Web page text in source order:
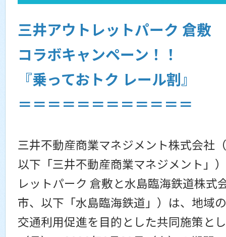
三井アウトレットパーク 倉敷
コラボキャンペーン！！
『乗っておトク レール割』
＝＝＝＝＝＝＝＝＝＝＝＝
三井不動産商業マネジメント株式会社
以下「三井不動産商業マネジメント」
レットパーク 倉敷と水島臨海鉄道株式
市、以下「水島臨海鉄道」）は、地域
交通利用促進を目的とした共同施策と